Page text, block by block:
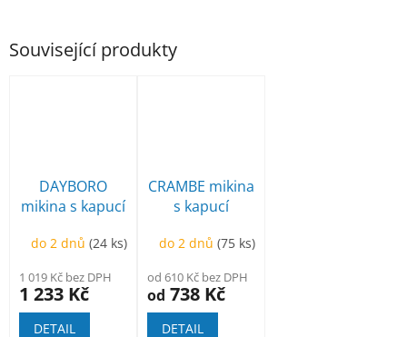
Související produkty
DAYBORO
mikina s kapucí
do 2 dnů(24 ks)
1 019 Kč bez DPH
1 233 Kč
DETAIL
CRAMBE mikina
s kapucí
do 2 dnů(75 ks)
od 610 Kč bez DPH
od 738 Kč
DETAIL